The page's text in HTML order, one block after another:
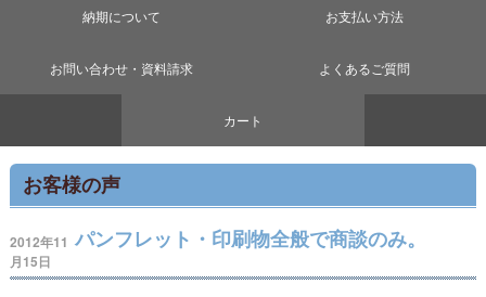
納期について お支払い方法
お問い合わせ・資料請求 よくあるご質問
カート
お客様の声
パンフレット・印刷物全般で商談のみ。
2012年11
月15日